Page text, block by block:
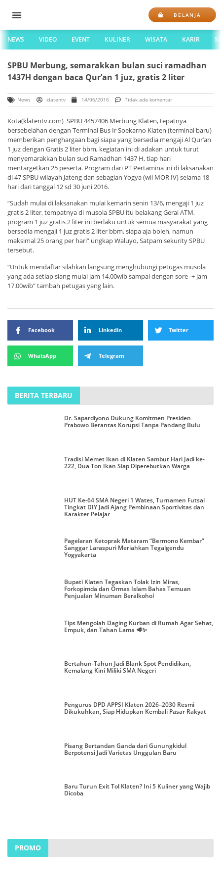
BELANJA
NEWS VIDEO EVENT KULINER WISATA KARIR
SPBU Merbung, semarakkan bulan suci ramadhan
1437H dengan baca Qur’an 1 juz, gratis 2 liter
News klatentv 14/06/2016 Tidak ada komentar
Kota(klatentv.com)_SPBU 4457406 Merbung Klaten, tepatnya
bersebelahan dengan Terminal Bus Ir Soekarno Klaten (terminal baru)
memberikan penghargaan bagi siapa yang bersedia mengaji Al Qur’an
1 juz dengan Gratis 2 liter bbm, kegiatan ini di adakan untuk turut
menyemarakkan bulan suci Ramadhan 1437 H, tiap hari
mentargetkan 25 peserta. Program dari PT Pertamina ini di laksanakan
di 47 SPBU wilayah Jateng dan sebagian Yogya (wil MOR IV) selama 18
hari dari tanggal 12 sd 30 juni 2016.
“Sudah mulai di laksanakan mulai kemarin senin 13/6, mengaji 1 juz
gratis 2 liter, tempatnya di musola SPBU itu belakang Gerai ATM,
program 1 juz gratis 2 liter ini berlaku untuk semua masyarakat yang
bersedia mengaji 1 juz gratis 2 liter bbm, siapa aja boleh, namun
maksimal 25 orang per hari” ungkap Waluyo, Satpam sekurity SPBU
tersebut.
“Untuk mendaftar silahkan langsung menghubungi petugas musola
yang ada setiap siang mulai jam 14.00wib sampai dengan sore -+ jam
17.00wib” tambah petugas yang lain.
Facebook Linkedin Twitter
WhatsApp Telegram
BERITA TERBARU
Dr. Sapardiyono Dukung Komitmen Presiden
Prabowo Berantas Korupsi Tanpa Pandang Bulu
Tradisi Memet Ikan di Klaten Sambut Hari Jadi ke-
222, Dua Ton Ikan Siap Diperebutkan Warga
HUT Ke-64 SMA Negeri 1 Wates, Turnamen Futsal
Tingkat DIY Jadi Ajang Pembinaan Sportivitas dan
Karakter Pelajar
Pagelaran Ketoprak Mataram “Bermono Kembar”
Sanggar Laraspuri Meriahkan Tegalgendu
Yogyakarta
Bupati Klaten Tegaskan Tolak Izin Miras,
Forkopimda dan Ormas Islam Bahas Temuan
Penjualan Minuman Beralkohol
Tips Mengolah Daging Kurban di Rumah Agar Sehat,
Empuk, dan Tahan Lama 🥩✨
Bertahun-Tahun Jadi Blank Spot Pendidikan,
Kemalang Kini Miliki SMA Negeri
Pengurus DPD APPSI Klaten 2026–2030 Resmi
Dikukuhkan, Siap Hidupkan Kembali Pasar Rakyat
Pisang Bertandan Ganda dari Gunungkidul
Berpotensi Jadi Varietas Unggulan Baru
Baru Turun Exit Tol Klaten? Ini 5 Kuliner yang Wajib
Dicoba
PROMO